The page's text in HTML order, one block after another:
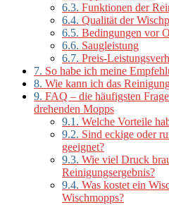
6.3. Funktionen der
6.4. Qualität der
6.5. Bedingungen vor
6.6. Saugleistung
6.7. Preis-
7. So habe ich meine
8. Wie kann ich das
9. FAQ – die häufigsten
drehenden Mopps
9.1. Welche Vorteile
9.2. Sind eckige oder
geeignet?
9.3. Wie viel Druck
Reinigungsergebnis?
9.4. Was kostet ein
Wischmopps?